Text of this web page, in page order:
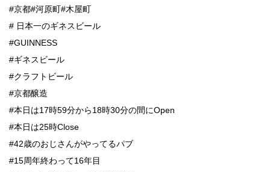
#京都#河原町#木屋町
# 日本一のギネスビール
#GUINNESS
#ギネスビール
#クラフトビール
#京都醸造
#本日は17時59分から18時30分の間にOpen
#本日は25時Close
#42歳のおじさんがやってるパブ
#15周年終わって16年目